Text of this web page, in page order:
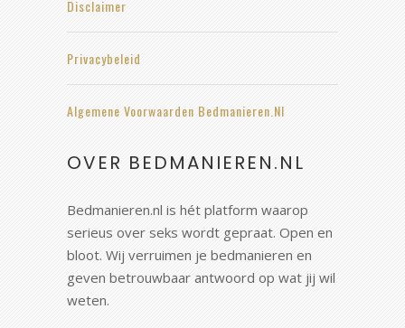
Disclaimer
Privacybeleid
Algemene Voorwaarden Bedmanieren.nl
OVER BEDMANIEREN.NL
Bedmanieren.nl is hét platform waarop
serieus over seks wordt gepraat. Open en
bloot. Wij verruimen je bedmanieren en
geven betrouwbaar antwoord op wat jij wil
weten.